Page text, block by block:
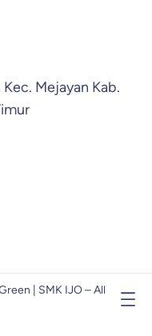
Mejayan Kab.
| SMK IJO – All